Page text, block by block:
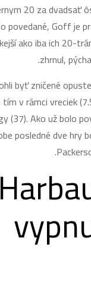
20 za dvadsať
povedané, Goff je
ako iba ich 20-
zhrnul,
byť zničené
v rámci vreciek
(37). Ako už bolo
posledné dve